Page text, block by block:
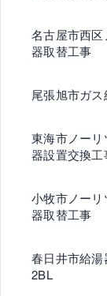
名古屋市西
器取替工事
尾張旭市ガ
東海市ノー
器設置交換工
小牧市ノー
器取替工事
春日井市給
2BL